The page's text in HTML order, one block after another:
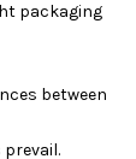
packaging
between